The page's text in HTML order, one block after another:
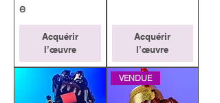
e
Acquérir
l’œuvre
Acquérir
l’œuvre
VENDUE